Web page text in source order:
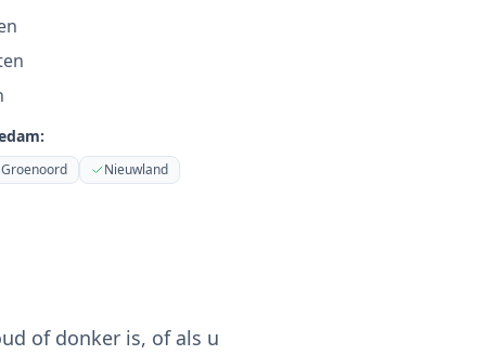
:
Groenoord Nieuwland
of donker is, of als u